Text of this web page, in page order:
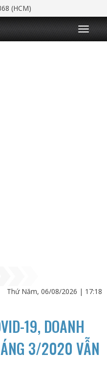
(HCM)
T
o
g
Thứ Năm, 06/08/2026 | 17:18
19, DOANH
3/2020 VẪN